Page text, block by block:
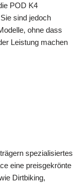
POD K4
sind jedoch
ohne dass
Leistung machen
spezialisiertes
eine preisgekrönte
Dirtbiking,